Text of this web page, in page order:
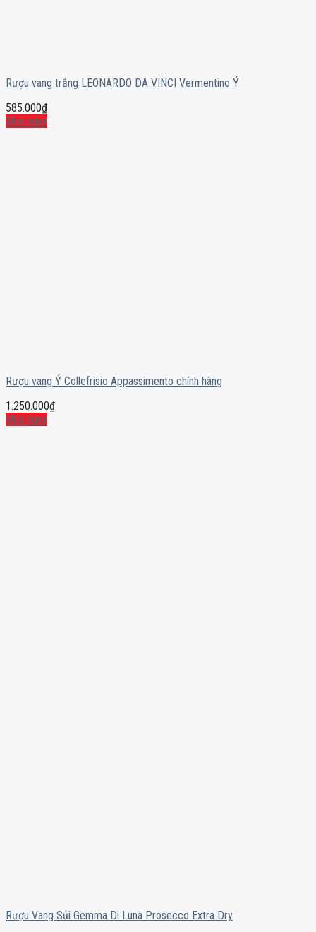
Rượu vang trắng LEONARDO DA VINCI Vermentino Ý
585.000₫
Mua ngay
Rượu vang Ý Collefrisio Appassimento chính hãng
1.250.000₫
Mua ngay
Rượu Vang Sủi Gemma Di Luna Prosecco Extra Dry